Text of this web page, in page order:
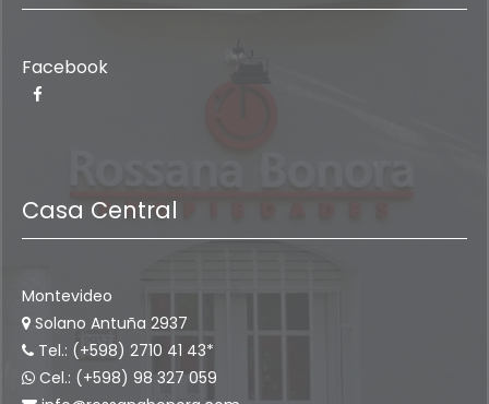
Facebook
Casa Central
Montevideo
Solano Antuña 2937
Tel.: (+598) 2710 41 43*
Cel.: (+598) 98 327 059